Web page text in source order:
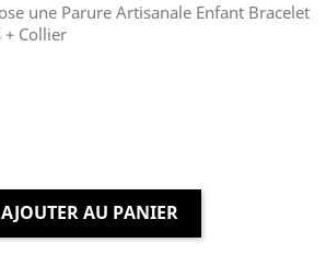
une Parure Artisanale Enfant Bracelet
Collier
AJOUTER AU PANIER